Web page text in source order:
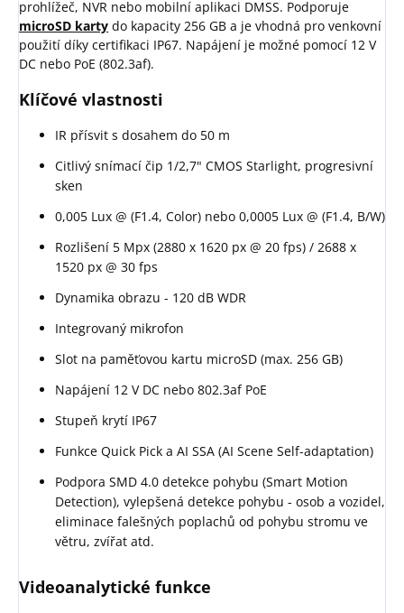
prohlížeč, NVR nebo mobilní aplikaci DMSS. Podporuje
microSD karty do kapacity 256 GB a je vhodná pro venkovní
použití díky certifikaci IP67. Napájení je možné pomocí 12 V
DC nebo PoE (802.3af).
Klíčové vlastnosti
IR přísvit s dosahem do 50 m
Citlivý snímací čip 1/2,7" CMOS Starlight, progresivní
sken
0,005 Lux @ (F1.4, Color) nebo 0,0005 Lux @ (F1.4, B/W)
Rozlišení 5 Mpx (2880 x 1620 px @ 20 fps) / 2688 x
1520 px @ 30 fps
Dynamika obrazu - 120 dB WDR
Integrovaný mikrofon
Slot na paměťovou kartu microSD (max. 256 GB)
Napájení 12 V DC nebo 802.3af PoE
Stupeň krytí IP67
Funkce Quick Pick a AI SSA (AI Scene Self-adaptation)
Podpora SMD 4.0 detekce pohybu (Smart Motion
Detection), vylepšená detekce pohybu - osob a vozidel,
eliminace falešných poplachů od pohybu stromu ve
větru, zvířat atd.
Videoanalytické funkce